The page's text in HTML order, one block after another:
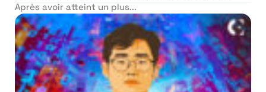
Après avoir atteint un plus...